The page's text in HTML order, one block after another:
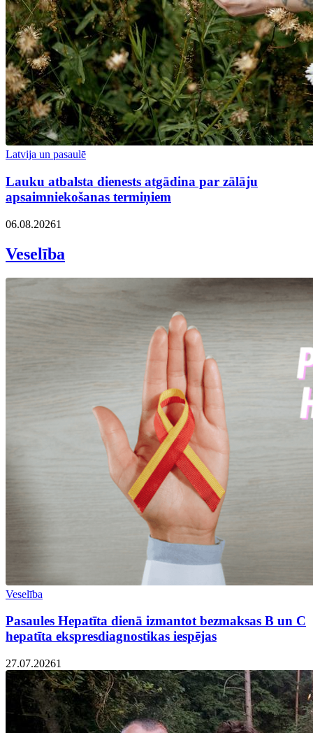
Latvija un pasaulē
Lauku atbalsta dienests atgādina par zālāju
apsaimniekošanas termiņiem
06.08.20261
Veselība
Veselība
Pasaules Hepatīta dienā izmantot bezmaksas B un C
hepatīta ekspresdiagnostikas iespējas
27.07.20261